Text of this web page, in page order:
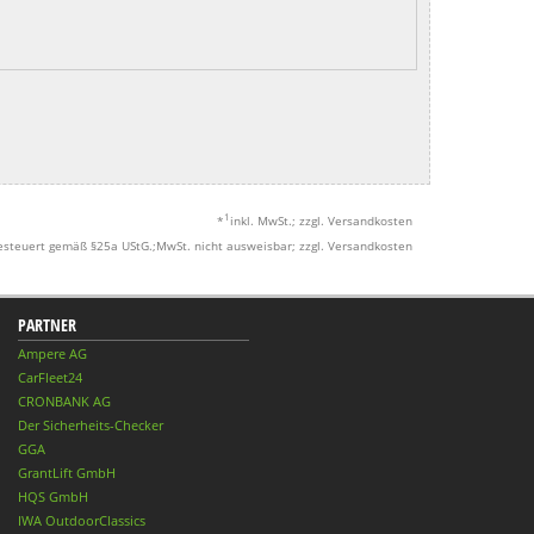
* 1 inkl. MwSt.; zzgl. Versandkosten
gemäß §25a UStG.;MwSt. nicht ausweisbar; zzgl. Versandkosten
PARTNER
Ampere AG
CarFleet24
CRONBANK AG
Der Sicherheits-Checker
GGA
GrantLift GmbH
HQS GmbH
IWA OutdoorClassics